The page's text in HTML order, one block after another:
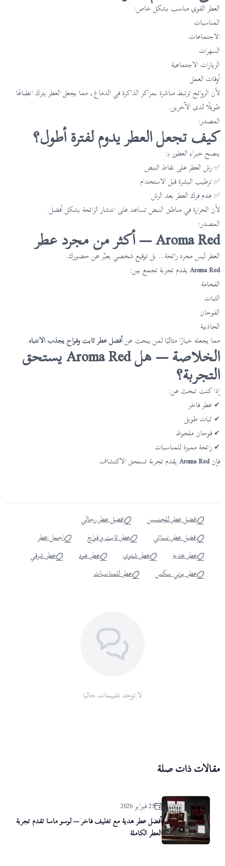
العطر القوي مناسب بشكل خاص:
المناسبات
الاجتماعات
السهرات
الزيارات الاجتماعية
أوقات العمل
لأن الروائح ترتبط مباشرة بمراكز الذاكرة في الدماغ، مما يجعل العطر يترك انطباعًا
طويلًا لدى الآخرين.
المصدر:
كيف تجعل العطر يدوم لفترة أطول؟
ينصح خبراء العطور بـ:
✅ رش العطر على نقاط النبض
✅ ترطيب البشرة قبل الاستخدام
✅ عدم فرك العطر بعد الرش
لأن الحرارة في مناطق النبض تساعد على انتشار الرائحة بشكل أفضل.
المصدر:
Aroma Red — أكثر من مجرد عطر
العطر ليس مجرد رائحة… بل توقيع شخصي يعبّر عن حضورك.
Aroma Redيقدم تجربة تجمع بين:
الفخامة
الثبات
الفوحان
الجاذبية
مما يجعله خيارًا مثاليًا لمن يبحث عنأفضل عطر ثابت وفواح يجذب الانتباه.
الخلاصة — هل Aroma Red يستحق
التجربة؟
إذا كنت تبحث عن:
✔ عطر فاخر
✔ ثبات طويل
✔ فوحان ملحوظ
✔ رائحة مميزة للمناسبات
فإنAroma Redيقدم تجربة تستحق الاكتشاف.
افضل عطر للجنسين
افضل عطر رجالي
افضل عطر نسائي
عطر ثابت و فواح
اجمل عطر
عطر هديه
عطر شتوي عطر عود
عطر شرقي
عطر يوني سكس
عطر للمناسبات
لا توجد تقييمات حاليا
مقالات ذات صلة
25 فبراير 2026
أفضل عطر هدية مع تغليف فاخر — لوسو ماسا تقدم تجربة
العطر الكاملة